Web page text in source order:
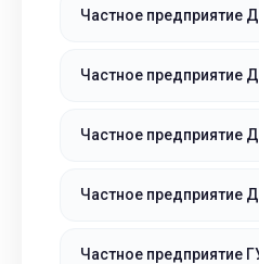
Частное предприятие
Частное предприятие
Частное предприятие
Частное предприятие
Частное предприятие